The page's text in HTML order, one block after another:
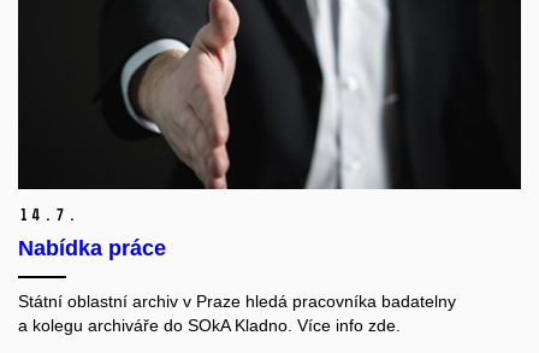
14. 7.
Nabídka práce
Státní oblastní archiv v Praze hledá pracovníka badatelny
a kolegu archiváře do SOkA Kladno. Více info zde.